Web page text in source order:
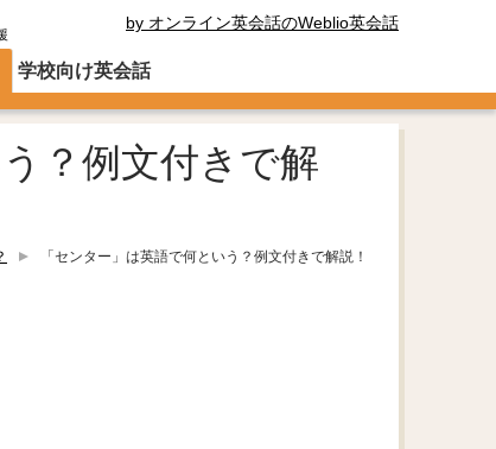
by オンライン英会話のWeblio英会話
学校向け英会話
？例文付きで解
「センター」は英語で何という？例文付きで解説！